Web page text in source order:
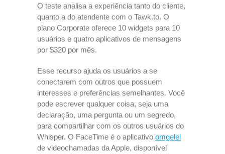
O teste analisa a experiência tanto do cliente,
quanto a do atendente com o Tawk.to. O
plano Corporate oferece 10 widgets para 10
usuários e quatro aplicativos de mensagens
por $320 por mês.
Esse recurso ajuda os usuários a se
conectarem com outros que possuem
interesses e preferências semelhantes. Você
pode escrever qualquer coisa, seja uma
declaração, uma pergunta ou um segredo,
para compartilhar com os outros usuários do
Whisper. O FaceTime é o aplicativo omgelel
de videochamadas da Apple, disponível